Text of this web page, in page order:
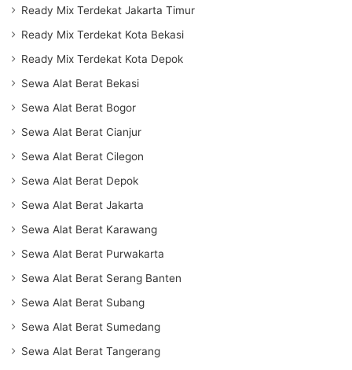
Ready Mix Terdekat Jakarta Timur
Ready Mix Terdekat Kota Bekasi
Ready Mix Terdekat Kota Depok
Sewa Alat Berat Bekasi
Sewa Alat Berat Bogor
Sewa Alat Berat Cianjur
Sewa Alat Berat Cilegon
Sewa Alat Berat Depok
Sewa Alat Berat Jakarta
Sewa Alat Berat Karawang
Sewa Alat Berat Purwakarta
Sewa Alat Berat Serang Banten
Sewa Alat Berat Subang
Sewa Alat Berat Sumedang
Sewa Alat Berat Tangerang